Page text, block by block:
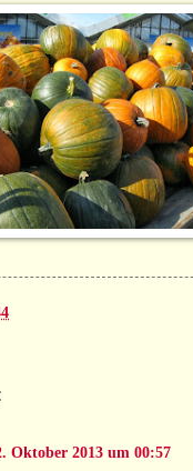
Oktober 2013 um 00:57